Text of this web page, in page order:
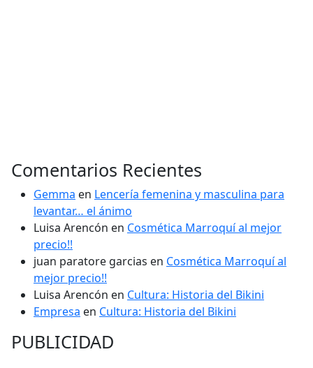
Comentarios Recientes
Gemma en Lencería femenina y masculina para
levantar… el ánimo
Luisa Arencón en Cosmética Marroquí al mejor
precio!!
juan paratore garcias en Cosmética Marroquí al
mejor precio!!
Luisa Arencón en Cultura: Historia del Bikini
Empresa en Cultura: Historia del Bikini
PUBLICIDAD